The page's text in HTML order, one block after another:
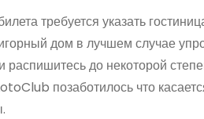
требуется указать
дом в лучшем случае
до некоторой
позаботилось что